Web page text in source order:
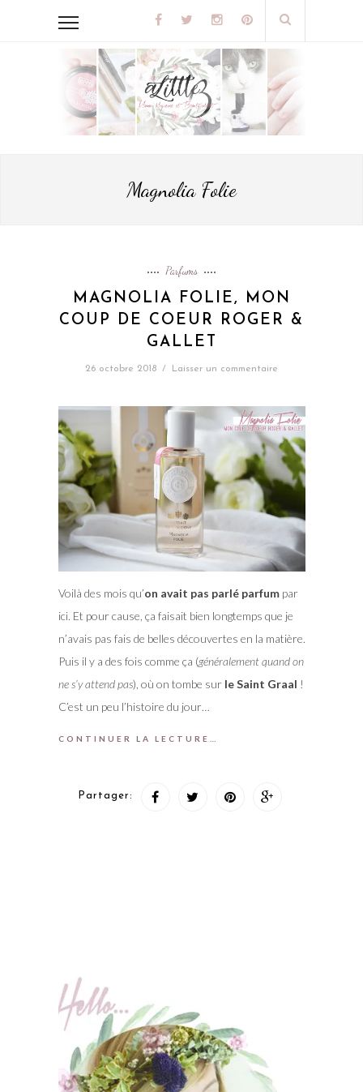
Magnolia Folie
Parfums
MAGNOLIA FOLIE, MON
COUP DE COEUR ROGER &
GALLET
26 octobre 2018 / Laisser un commentaire
Voilà des mois qu’on avait pas parlé parfumpar
ici. Et pour cause, ça faisait bien longtemps que je
n’avais pas fais de belles découvertes en la matière.
Puis il y a des fois comme ça (généralement quand on
ne s’y attend pas), où on tombe sur le Saint Graal !
C’est un peu l’histoire du jour…
CONTINUER LA LECTURE…
Partager: